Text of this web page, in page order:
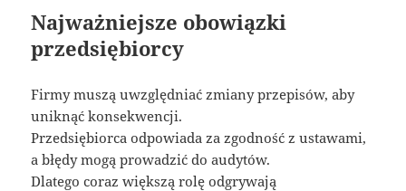
Najważniejsze obowiązki
przedsiębiorcy
Firmy muszą uwzględniać zmiany przepisów, aby
uniknąć konsekwencji.
Przedsiębiorca odpowiada za zgodność z ustawami,
a błędy mogą prowadzić do audytów.
Dlatego coraz większą rolę odgrywają